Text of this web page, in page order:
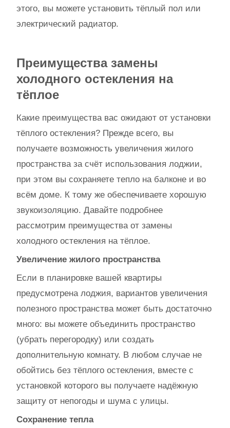
этого, вы можете установить тёплый пол или
электрический радиатор.
Преимущества замены
холодного остекления на
тёплое
Какие преимущества вас ожидают от установки
тёплого остекления? Прежде всего, вы
получаете возможность увеличения жилого
пространства за счёт использования лоджии,
при этом вы сохраняете тепло на балконе и во
всём доме. К тому же обеспечиваете хорошую
звукоизоляцию. Давайте подробнее
рассмотрим преимущества от замены
холодного остекления на тёплое.
Увеличение жилого пространства
Если в планировке вашей квартиры
предусмотрена лоджия, вариантов увеличения
полезного пространства может быть достаточно
много: вы можете объединить пространство
(убрать перегородку) или создать
дополнительную комнату. В любом случае не
обойтись без тёплого остекления, вместе с
установкой которого вы получаете надёжную
защиту от непогоды и шума с улицы.
Сохранение тепла